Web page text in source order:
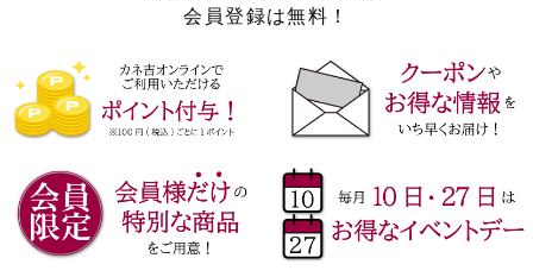
会員登録は無料！